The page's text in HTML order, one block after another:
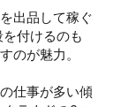
出品して稼ぐ
付けるのも
のが魅力。
仕事が多い傾